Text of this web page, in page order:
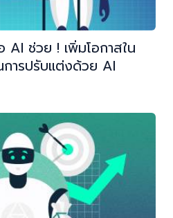
AI ช่วย ! เพิ่มโอกาสใน
ารปรับแต่งด้วย AI